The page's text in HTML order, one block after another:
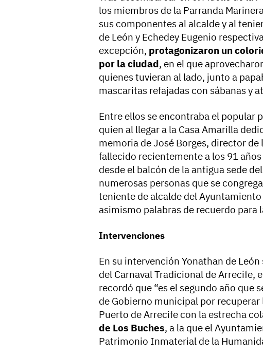
los miembros de la Parranda
sus componentes al alcalde y al
de León y Echedey Eugenio
excepción, protagonizaron un
por la ciudad, en el que
quienes tuvieran al lado, junto a
mascaritas refajadas con sábanas y
Entre ellos se encontraba el popular
quien al llegar a la Casa Amarilla
memoria de José Borges, director
fallecido recientemente a los 91
desde el balcón de la antigua sede
numerosas personas que se
teniente de alcalde del
asimismo palabras de recuerdo para
Intervenciones
En su intervención Yonathan de
del Carnaval Tradicional de Arrecife,
recordó que “es el segundo año que
de Gobierno municipal por
Puerto de Arrecife con la estrecha
de Los Buches, a la que el
Patrimonio Inmaterial de la